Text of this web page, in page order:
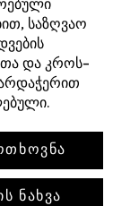
საზღვაო
და კროს-
ნახვა